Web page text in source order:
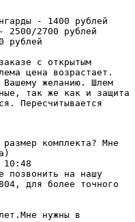
- 1400 рублей
2500/2700 рублей
рублей
с открытым
цена возрастает.
желанию. Шлем
так же как и защита
Пересчитывается
комплекта? Мне
позвонить на нашу
для более точного
нужны в